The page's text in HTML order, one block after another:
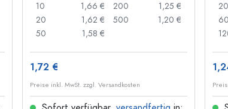
10
1,66 €
20
1,62 €
50
1,58 €
200
1,25 €
500
1,20 €
1,72 €
Preise inkl. MwSt. zzgl. Versandkosten
20
60